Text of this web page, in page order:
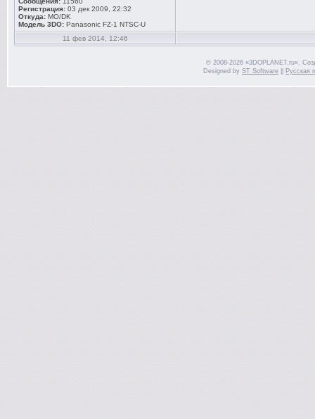
Регистрация: 03 дек 2009, 22:32
Откуда: MO/DK
Модель 3DO: Panasonic FZ-1 NTSC-U
11 фев 2014, 12:46
© 2008-2026 «3DOPLANET.ru».
Designed by ST Software Русская